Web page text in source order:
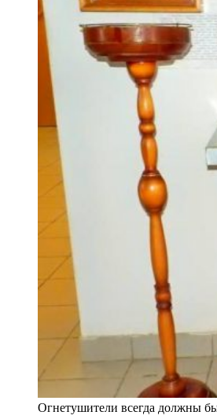
Огнетушители всегда должны